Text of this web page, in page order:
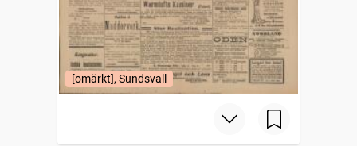
[omärkt], Sundsvall